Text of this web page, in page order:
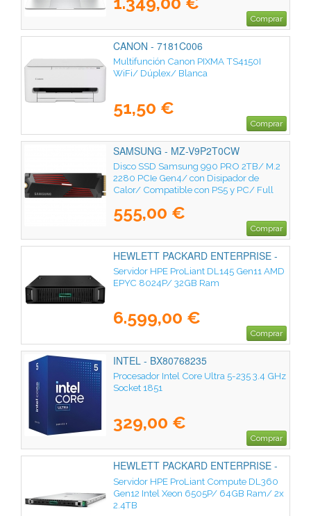
Comprar
CANON - 7181C006
Multifunción Canon PIXMA TS4150I
WiFi/ Dúplex/ Blanca
51,50 €
Comprar
SAMSUNG - MZ-V9P2T0CW
Disco SSD Samsung 990 PRO 2TB/ M.2
2280 PCIe Gen4/ con Disipador de
Calor/ Compatible con PS5 y PC/ Full
555,00 €
Comprar
HEWLETT PACKARD ENTERPRISE -
P79814-425
Servidor HPE ProLiant DL145 Gen11 AMD
EPYC 8024P/ 32GB Ram
6.599,00 €
Comprar
INTEL - BX80768235
Procesador Intel Core Ultra 5-235 3.4 GHz
Socket 1851
329,00 €
Comprar
HEWLETT PACKARD ENTERPRISE -
P89999-425
Servidor HPE ProLiant Compute DL360
Gen12 Intel Xeon 6505P/ 64GB Ram/ 2x
2.4TB